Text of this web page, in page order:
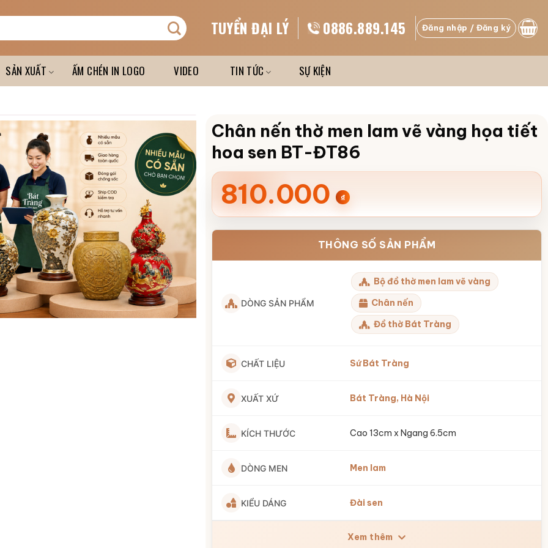
TUYỂN ĐẠI LÝ 0886.889.145 Đăng nhập / Đăng ký
SẢN XUẤT ẤM CHÉN IN LOGO VIDEO TIN TỨC SỰ KIỆN
Chân nến thờ men lam vẽ vàng họa tiết
hoa sen BT-ĐT86
810.000 ₫
THÔNG SỐ SẢN PHẨM
DÒNG SẢN PHẨM
Bộ đồ thờ men lam vẽ vàng
Chân nến
Đồ thờ Bát Tràng
CHẤT LIỆU Sứ Bát Tràng
XUẤT XỨ Bát Tràng, Hà Nội
KÍCH THƯỚC Cao 13cm x Ngang 6.5cm
DÒNG MEN Men lam
KIỂU DÁNG Đài sen
Xem thêm